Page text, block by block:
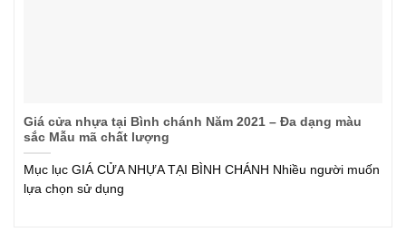
Giá cửa nhựa tại Bình chánh Năm 2021 – Đa dạng màu
sắc Mẫu mã chất lượng
Mục lục GIÁ CỬA NHỰA TẠI BÌNH CHÁNH Nhiều người muốn
lựa chọn sử dụng